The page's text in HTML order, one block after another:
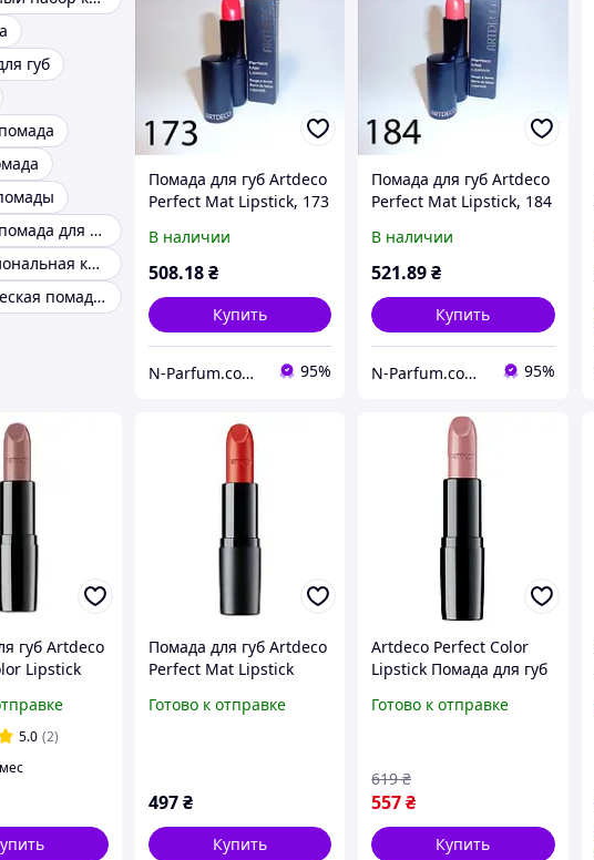
губ
Матовая помада для губ
Профессиональная косметика для макияжа
Гигиеническая помада для губ
Помада для губ Artdeco
Perfect Mat Lipstick, 173
В наличии
508.18₴
Купить
N-Parfum.com Интернет-магазин оригинальной парфюмерии и косметики 95%
Помада для губ Artdeco
Perfect Mat Lipstick, 184
В наличии
521.89₴
Купить
N-Parfum.com Интернет-магазин оригинальной парфюмерии и косметики 95%
губ Artdeco
Lipstick
5.0 (2)
Помада для губ Artdeco
Perfect Mat Lipstick
Готово к отправке
497₴
Купить
Artdeco Perfect Color
Lipstick Помада для губ
Готово к отправке
557₴
619 ₴
Купить